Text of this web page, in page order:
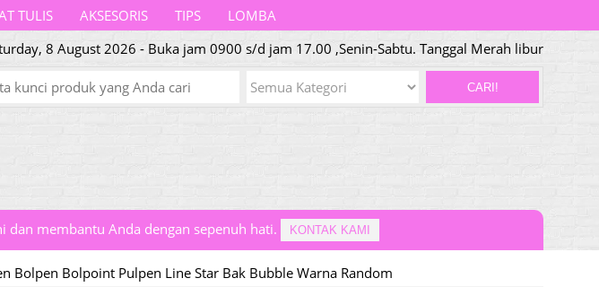
TULIS AKSESORIS TIPS LOMBA
8 August 2026 - Buka jam 0900 s/d jam 17.00 ,Senin-Sabtu. Tanggal Merah libur
CARI!
dan membantu Anda dengan sepenuh hati. KONTAK KAMI
Bolpen Bolpoint Pulpen Line Star Bak Bubble Warna Random